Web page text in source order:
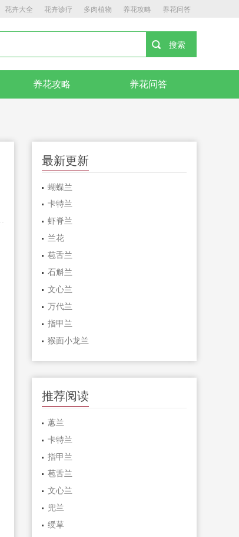
花卉大全 花卉诊疗 多肉植物 养花攻略 养花问答
养花攻略 养花问答
最新更新
蝴蝶兰
卡特兰
虾脊兰
兰花
苞舌兰
石斛兰
文心兰
万代兰
指甲兰
猴面小龙兰
推荐阅读
蕙兰
卡特兰
指甲兰
苞舌兰
文心兰
兜兰
绶草